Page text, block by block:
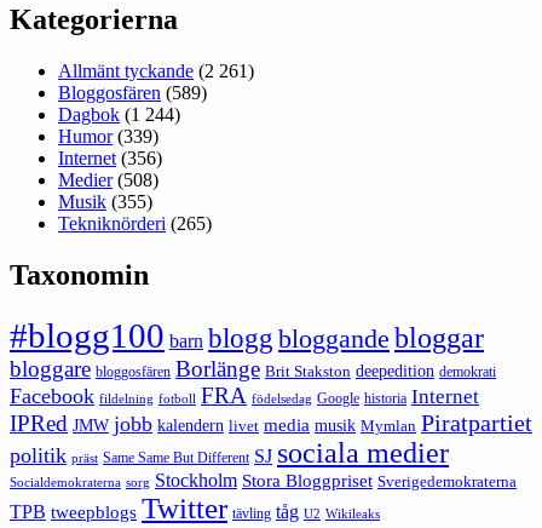
Kategorierna
Allmänt tyckande (2 261)
Bloggosfären (589)
Dagbok (1 244)
Humor(339)
Internet (356)
Medier(508)
Musik (355)
Tekniknörderi (265)
Taxonomin
#blogg100 barn blogg bloggande bloggar
bloggare bloggosfären Borlänge Brit Stakston deepedition demokrati
Facebook fildelning fotboll FRA födelsedag Google historia Internet
IPRed JMW jobb kalendern livet media musik Mymlan Piratpartiet
politik präst Same Same But Different SJ sociala medier
Socialdemokraterna sorg Stockholm Stora Bloggpriset Sverigedemokraterna
TPB tweepblogs Twitter tävling tåg U2 Wikileaks